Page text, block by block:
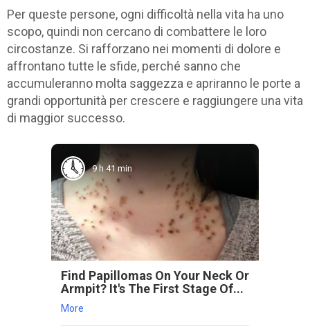
Per queste persone, ogni difficoltà nella vita ha uno
scopo, quindi non cercano di combattere le loro
circostanze. Si rafforzano nei momenti di dolore e
affrontano tutte le sfide, perché sanno che
accumuleranno molta saggezza e apriranno le porte a
grandi opportunità per crescere e raggiungere una vita
di maggior successo.
9 h 41 min
Find Papillomas On Your Neck Or
Armpit? It's The First Stage Of...
More